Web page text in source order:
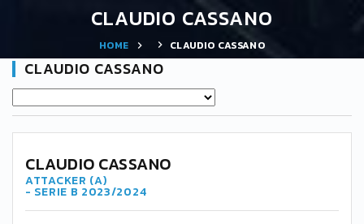
CLAUDIO CASSANO
HOME CLAUDIO CASSANO
CLAUDIO CASSANO
10
CLAUDIO CASSANO
ATTACKER (A)
- SERIE B 2023/2024